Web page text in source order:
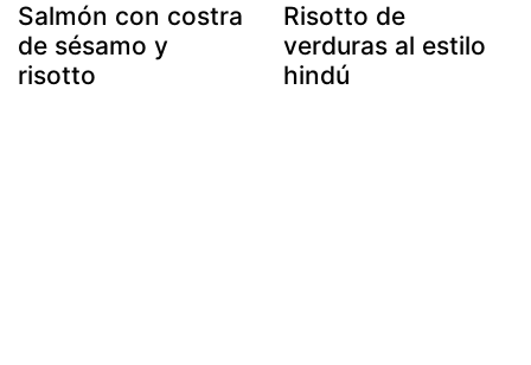
Salmón con costra
de sésamo y
risotto
Risotto de
verduras al estilo
hindú